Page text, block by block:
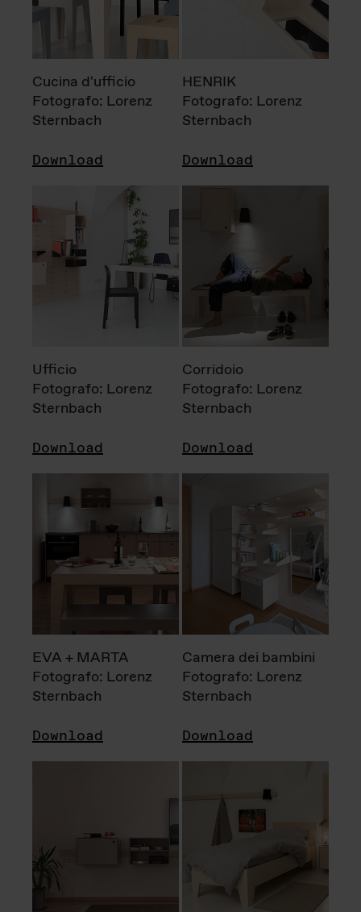
Cucina d'ufficio
Fotografo: Lorenz
Sternbach
Download
HENRIK
Fotografo: Lorenz
Sternbach
Download
Ufficio
Fotografo: Lorenz
Sternbach
Download
Corridoio
Fotografo: Lorenz
Sternbach
Download
EVA + MARTA
Fotografo: Lorenz
Sternbach
Download
Camera dei bambini
Fotografo: Lorenz
Sternbach
Download